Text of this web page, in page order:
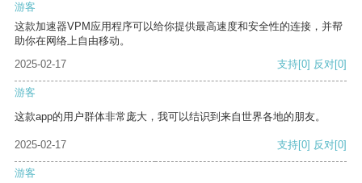
游客
这款加速器VPM应用程序可以给你提供最高速度和安全性的连接，并帮
助你在网络上自由移动。
2025-02-17
支持[0] 反对[0]
游客
这款app的用户群体非常庞大，我可以结识到来自世界各地的朋友。
2025-02-17 支持[0] 反对[0]
游客